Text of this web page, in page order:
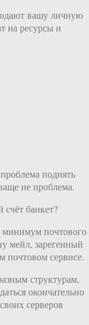
вашу личную
на ресурсы и
поднять
не проблема.
банкет?
минимум почтового
мейл, зарегенный
почтовом сервисе.
структурам,
окончательно
серверов